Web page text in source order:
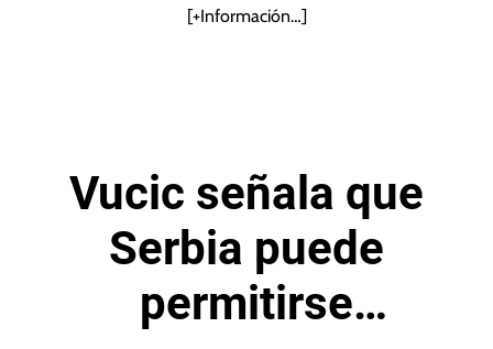
[+Información…]
Vucic señala que
Serbia puede
permitirse